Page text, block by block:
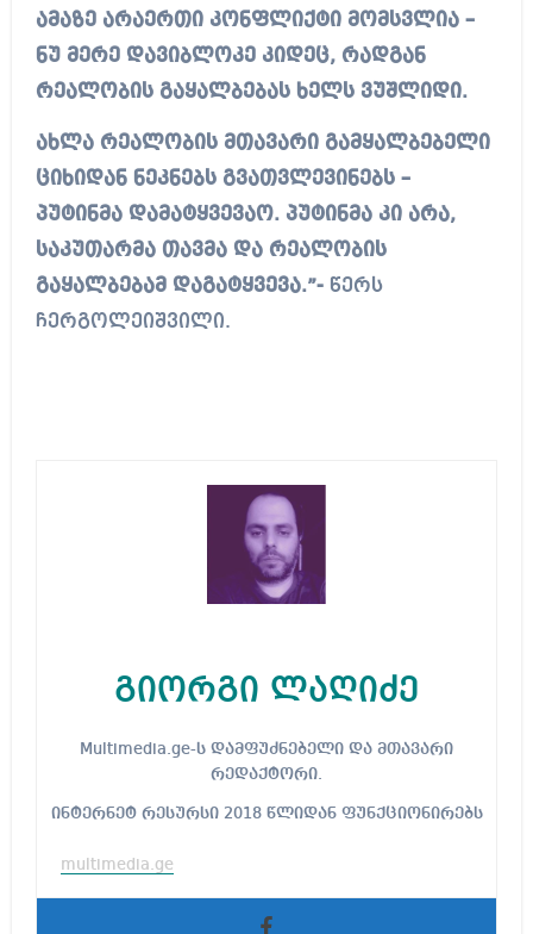
ამაზე არაერთი კონფლიქტი მომსვლია –
ნუ მერე დავიბლოკე კიდეც, რადგან
რეალობის გაყალბებას ხელს ვუშლიდი.
ახლა რეალობის მთავარი გამყალბებელი
ციხიდან ნეკნებს გვათვლევინებს –
პუტინმა დამატყვევაო. პუტინმა კი არა,
საკუთარმა თავმა და რეალობის
გაყალბებამ დაგატყვევა.”-წერს
ჩერგოლეიშვილი.
გიორგი ლაღიძე
Multimedia.ge-ს დამფუძნებელი და მთავარი
რედაქტორი.
ინტერნეტ რესურსი 2018 წლიდან ფუნქციონირებს
multimedia.ge